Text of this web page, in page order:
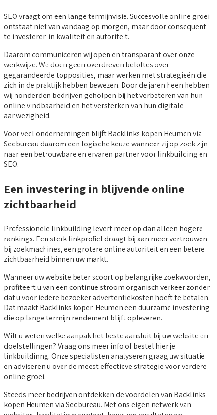
SEO vraagt om een lange termijnvisie. Succesvolle online groei
ontstaat niet van vandaag op morgen, maar door consequent
te investeren in kwaliteit en autoriteit.
Daarom communiceren wij open en transparant over onze
werkwijze. We doen geen overdreven beloftes over
gegarandeerde topposities, maar werken met strategieën die
zich in de praktijk hebben bewezen. Door de jaren heen hebben
wij honderden bedrijven geholpen bij het verbeteren van hun
online vindbaarheid en het versterken van hun digitale
aanwezigheid.
Voor veel ondernemingen blijft Backlinks kopen Heumen via
Seobureau daarom een logische keuze wanneer zij op zoek zijn
naar een betrouwbare en ervaren partner voor linkbuilding en
SEO.
Een investering in blijvende online
zichtbaarheid
Professionele linkbuilding levert meer op dan alleen hogere
rankings. Een sterk linkprofiel draagt bij aan meer vertrouwen
bij zoekmachines, een grotere online autoriteit en een betere
zichtbaarheid binnen uw markt.
Wanneer uw website beter scoort op belangrijke zoekwoorden,
profiteert u van een continue stroom organisch verkeer zonder
dat u voor iedere bezoeker advertentiekosten hoeft te betalen.
Dat maakt Backlinks kopen Heumen een duurzame investering
die op lange termijn rendement blijft opleveren.
Wilt u weten welke aanpak het beste aansluit bij uw website en
doelstellingen? Vraag ons meer info of bestel hier je
linkbuildinng. Onze specialisten analyseren graag uw situatie
en adviseren u over de meest effectieve strategie voor verdere
online groei.
Steeds meer bedrijven ontdekken de voordelen van Backlinks
kopen Heumen via Seobureau. Met ons eigen netwerk van